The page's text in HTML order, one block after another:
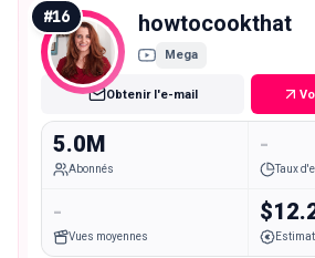
#16 howtocookthat
Mega
Obtenir l'e-mail
5.0M
Abonnés
-
Taux
-
Vues moyennes